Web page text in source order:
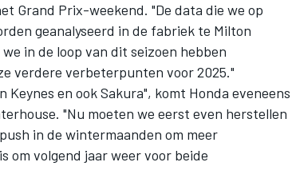
Grand Prix-weekend. "De data die we op
geanalyseerd in de fabriek te Milton
in de loop van dit seizoen hebben
verdere verbeterpunten voor 2025."
en ook Sakura", komt Honda eveneens
"Nu moeten we eerst even herstellen
in de wintermaanden om meer
om volgend jaar weer voor beide